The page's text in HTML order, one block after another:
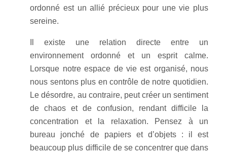
ordonné est un allié précieux pour une vie plus
sereine.
Il existe une relation directe entre un
environnement ordonné et un esprit calme.
Lorsque notre espace de vie est organisé, nous
nous sentons plus en contrôle de notre quotidien.
Le désordre, au contraire, peut créer un sentiment
de chaos et de confusion, rendant difficile la
concentration et la relaxation. Pensez à un
bureau jonché de papiers et d’objets : il est
beaucoup plus difficile de se concentrer que dans